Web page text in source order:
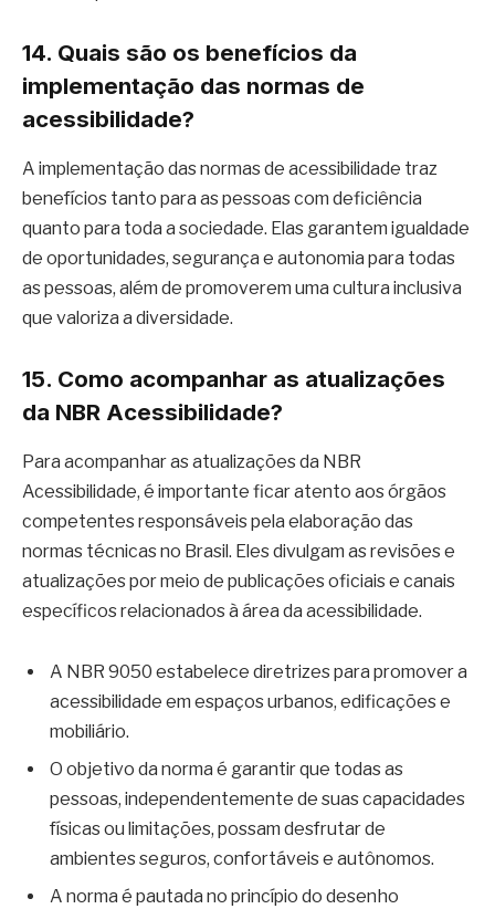
14. Quais são os benefícios da
implementação das normas de
acessibilidade?
A implementação das normas de acessibilidade traz
benefícios tanto para as pessoas com deficiência
quanto para toda a sociedade. Elas garantem igualdade
de oportunidades, segurança e autonomia para todas
as pessoas, além de promoverem uma cultura inclusiva
que valoriza a diversidade.
15. Como acompanhar as atualizações
da NBR Acessibilidade?
Para acompanhar as atualizações da NBR
Acessibilidade, é importante ficar atento aos órgãos
competentes responsáveis pela elaboração das
normas técnicas no Brasil. Eles divulgam as revisões e
atualizações por meio de publicações oficiais e canais
específicos relacionados à área da acessibilidade.
A NBR 9050 estabelece diretrizes para promover a
acessibilidade em espaços urbanos, edificações e
mobiliário.
O objetivo da norma é garantir que todas as
pessoas, independentemente de suas capacidades
físicas ou limitações, possam desfrutar de
ambientes seguros, confortáveis e autônomos.
A norma é pautada no princípio do desenho